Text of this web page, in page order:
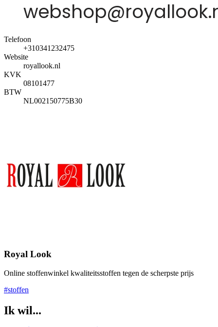
Telefoon
+310341232475
Website
royallook.nl
KVK
08101477
BTW
NL002150775B30
Royal Look
Online stoffenwinkel kwaliteitsstoffen tegen de scherpste prijs
#stoffen
Ik wil...